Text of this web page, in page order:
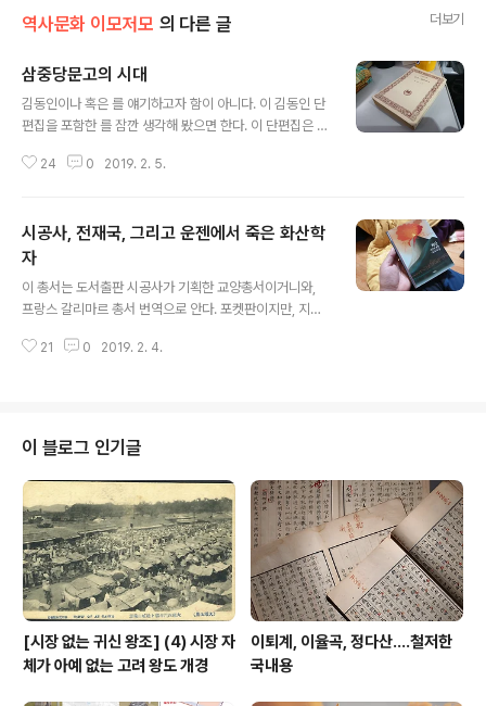
역사문화 이모저모 의 다른 글 더보기
삼중당문고의 시대
김동인이나 혹은 를 얘기하고자 함이 아니다. 이 김동인 단
편집을 포함한 를 잠깐 생각해 봤으면 한다. 이 단편집은 서
중판본이라, 문고총서본으론 17번째다. 보다시피 세로쓰
변화를 주어 가로쓰기로 변하지 않았나 한다. 이 문고총서
가 언제 시작했는지는 그 발간사에 연도가 없어 확실히 알
수는 없다. 따라서 그 시작점은 이 총서 넘버원인 이은상의
《성웅 이순신》 발간 시점을 보면 될 터인데 지금 내 수중엔
이 책이 없다. 다만 그 열일곱번째인 김동인 단편집이 197
5년인 점으로 미뤄 이 총서 시작 역시 이해이거나 그 전해
24 0 2019. 2. 5.
시공사, 전재국, 그리고 운젠에서 죽은 화산학
자
이 총서는 도서출판 시공사가 기획한 교양총서이거니와,
프랑스 갈리마르 총서 번역으로 안다. 포켓판이지만, 지질
량 미달인 듯 싶은 사례가 많다는 점도 아쉽기는 하지만, 교
불가능한 까닭이었다. 시공사..보다시피 창립자가 전재국
이다. 전두환 아들인 그 전재국이 대주주인 출판사다. 자연
인 전재국 전두환 아들 전재국에 대해선 무수한 논란이 있
다. 혹자는 그가 무슨 돈 자금으로 저 출판사를 만들었겠느
냐, 결국 전두환 정치비자금이 아닌가 하는 눈초리 많다. 하
지만 시공사가 기획한 이 총서..
21 0 2019. 2. 4.
이 블로그 인기글
[시장 없는 귀신 왕조] (4) 시장 자
체가 아예 없는 고려 왕도 개경
이퇴계, 이율곡, 정다산....철저한
국내용